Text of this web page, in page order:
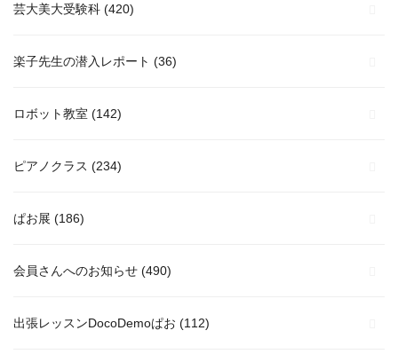
芸大美大受験科 (420)
楽子先生の潜入レポート (36)
ロボット教室 (142)
ピアノクラス (234)
ぱお展 (186)
会員さんへのお知らせ (490)
出張レッスンDocoDemoぱお (112)